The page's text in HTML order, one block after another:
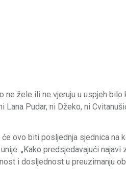
ne žele ili ne vjeruju u uspjeh
Pudar, ni Džeko, ni
ovo biti posljednja sjednica na
„Kako predsjedavajući najavi
i dosljednost u preuzimanju